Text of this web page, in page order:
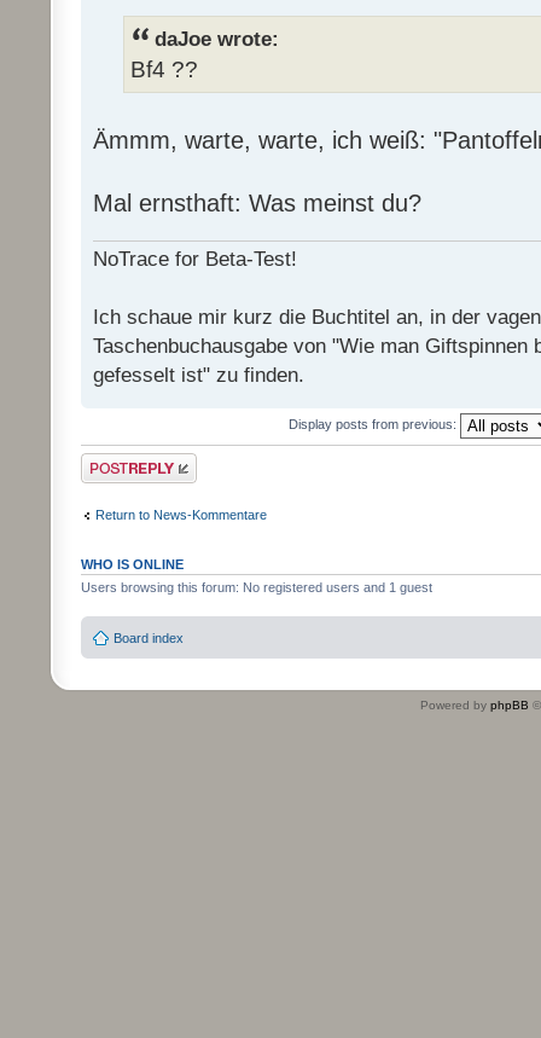
daJoe wrote:
Bf4 ??
Ämmm, warte, warte, ich weiß:
Mal ernsthaft: Was meinst du?
NoTrace for Beta-Test!
Ich schaue mir kurz die Buchtitel an, in der
Taschenbuchausgabe von "Wie man Giftspinnen
gefesselt ist" zu finden.
Display posts from previous:
Post a reply
Return to News-Kommentare
WHO IS ONLINE
Users browsing this forum: No registered users and 1 guest
Board index
Powered by phpBB